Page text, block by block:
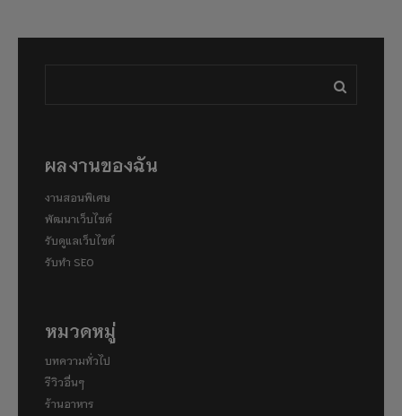
ผลงานของฉัน
งานสอนพิเศษ
พัฒนาเว็บไซต์
รับดูแลเว็บไซต์
รับทำ SEO
หมวดหมู่
บทความทั่วไป
รีวิวอื่นๆ
ร้านอาหาร